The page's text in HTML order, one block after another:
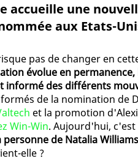
accueille une
aux Etats-
pas de changer en
évolue en
informé des différents
de la nomination de
et la promotion
Win-Win. Aujourd'hui,
personne de Natalia
elle ?